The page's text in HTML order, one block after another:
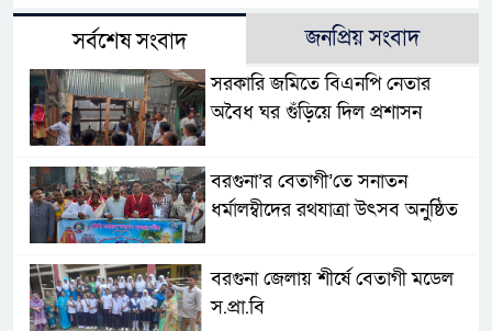
সর্বশেষ সংবাদ জনপ্রিয় সংবাদ
সরকারি জমিতে বিএনপি নেতার
অবৈধ ঘর গুঁড়িয়ে দিল প্রশাসন
বরগুনা’র বেতাগী’তে সনাতন
ধর্মালম্বীদের রথযাত্রা উৎসব অনুষ্ঠিত
বরগুনা জেলায় শীর্ষে বেতাগী মডেল
স.প্রা.বি